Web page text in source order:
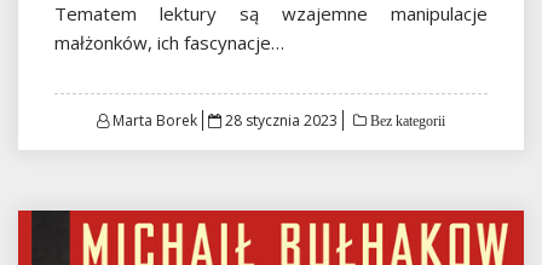
Tematem lektury są wzajemne manipulacje
małżonków, ich fascynacje…
Marta Borek
Posted
28 stycznia 2023 Bez kategorii